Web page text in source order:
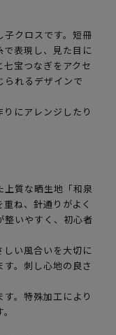
クロスです。短冊
表現し、見た目に
宝つなぎをアクセ
られるデザインで
にアレンジしたり
上質な晒生地「和泉
ね、針通りがよく
整いやすく、初心者
しい風合いを大切に
。刺し心地の良さ
。特殊加工により